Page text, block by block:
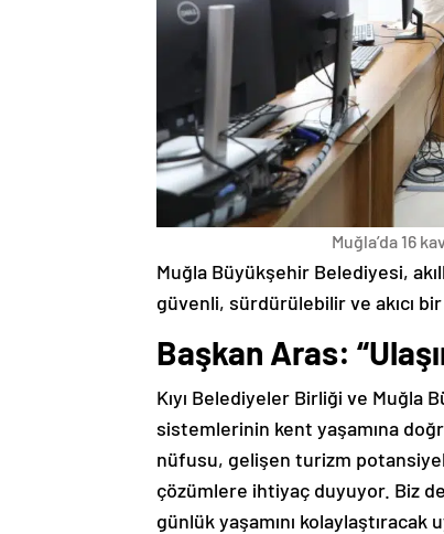
Muğla’da 16
Muğla Büyükşehir Belediyesi,
güvenli, sürdürülebilir ve akıcı bir
Başkan Aras:
Kıyı Belediyeler Birliği ve Muğla
sistemlerinin kent yaşamına
nüfusu, gelişen turizm
çözümlere ihtiyaç duyuyor. Biz
günlük yaşamını kolaylaştıracak